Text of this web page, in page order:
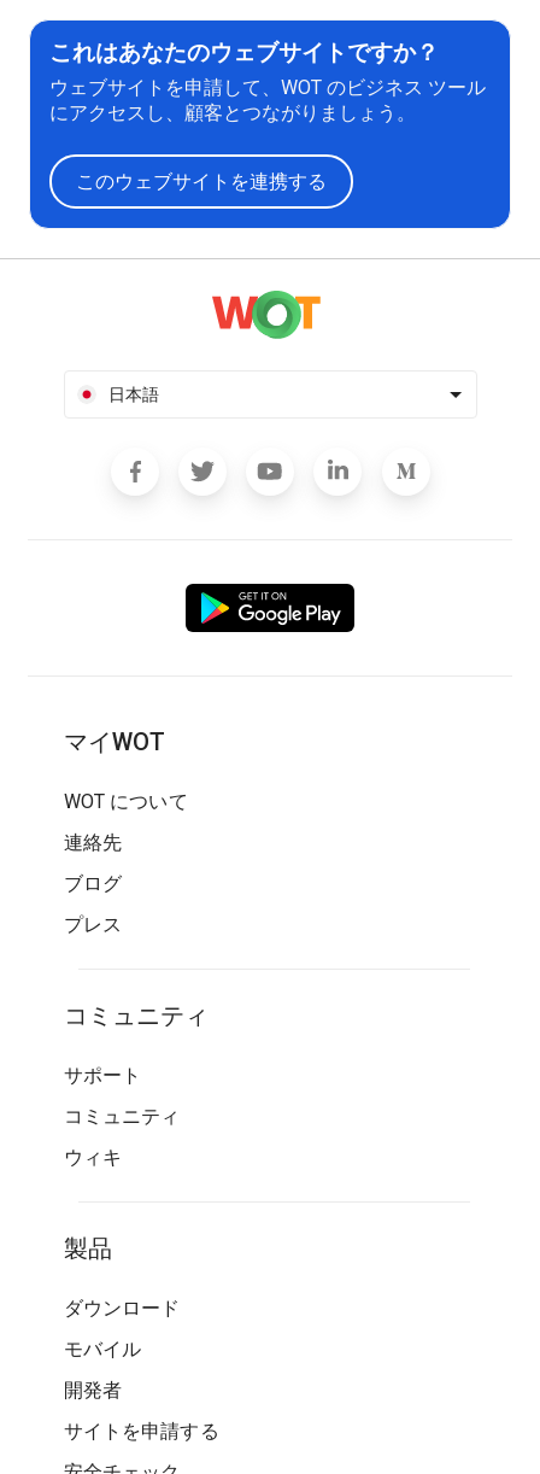
これはあなたのウェブサイトですか？
ウェブサイトを申請して、WOT のビジネス ツール
にアクセスし、顧客とつながりましょう。
このウェブサイトを連携する
日本語
マイWOT
WOT について
連絡先
ブログ
プレス
コミュニティ
サポート
コミュニティ
ウィキ
製品
ダウンロード
モバイル
開発者
サイトを申請する